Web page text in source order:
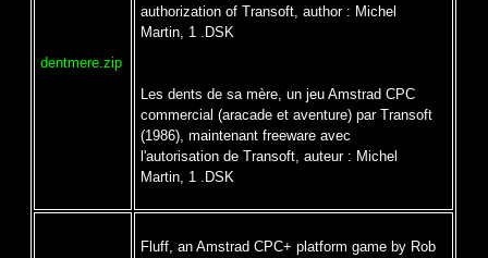
dentmere.zip
authorization of Transoft, author : Michel
Martin, 1 .DSK
Les dents de sa mère, un jeu Amstrad CPC
commercial (aracade et aventure) par Transoft
(1986), maintenant freeware avec
l'autorisation de Transoft, auteur : Michel
Martin, 1 .DSK
Fluff, an Amstrad CPC+ platform game by Rob